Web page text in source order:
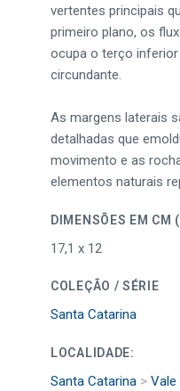
vertentes principais
primeiro plano, os
ocupa o terço
circundante.
As margens laterais
detalhadas que
movimento e as
elementos naturais
17,1 x 12
COLEÇÃO / SÉRIE
Santa Catarina
LOCALIDADE:
Santa Catarina > Vale